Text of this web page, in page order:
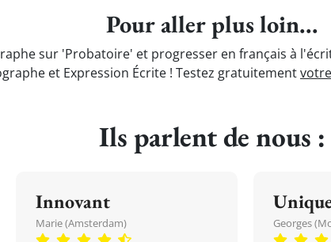
Pour aller plus loin...
sur 'Probatoire' et progresser en français à
et Expression Écrite ! Testez gratuitement
Ils parlent de nous :
Innovant
Marie (Amsterdam) Georges